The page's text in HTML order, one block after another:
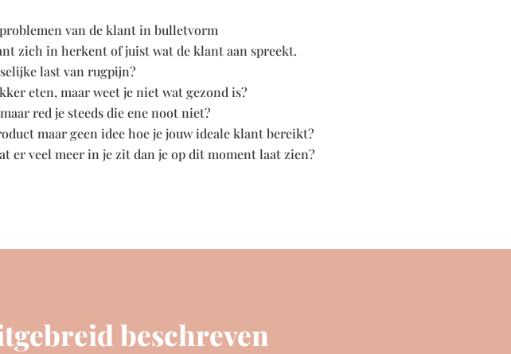
van de klant in bulletvorm
zich in herkent of juist wat de klant aan spreekt.
last van rugpijn?
eten, maar weet je niet wat gezond is?
red je steeds die ene noot niet?
maar geen idee hoe je jouw ideale klant bereikt?
er veel meer in je zit dan je op dit moment laat zien?
beschreven